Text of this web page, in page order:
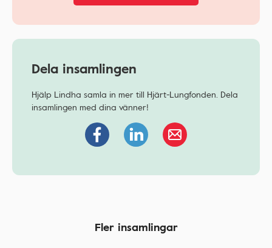
Dela insamlingen
Hjälp Lindha samla in mer till Hjärt-Lungfonden. Dela
insamlingen med dina vänner!
Fler insamlingar